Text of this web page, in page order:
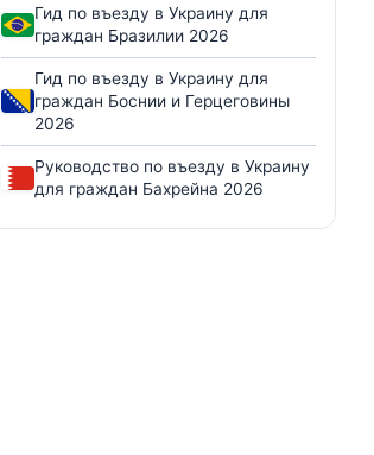
Гид по въезду в Украину для
граждан Бразилии 2026
Гид по въезду в Украину для
граждан Боснии и Герцеговины
2026
Руководство по въезду в Украину
для граждан Бахрейна 2026